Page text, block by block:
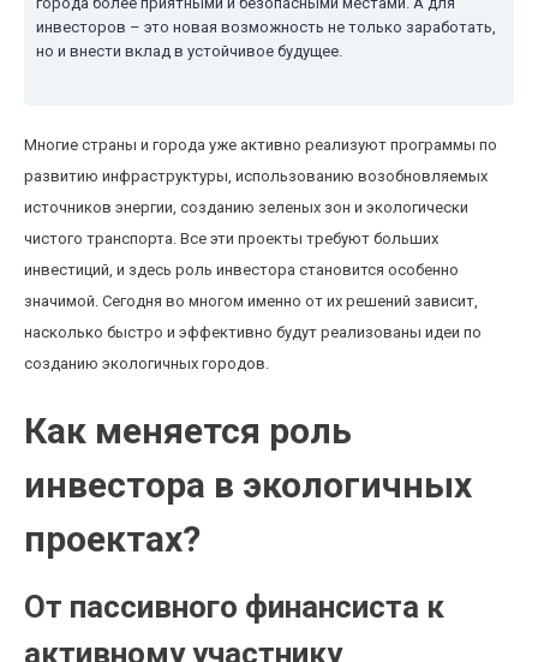
инвесторов – это новая возможность не только заработать,
но и внести вклад в устойчивое будущее.
Многие страны и города уже активно реализуют программы по
развитию инфраструктуры, использованию возобновляемых
источников энергии, созданию зеленых зон и экологически
чистого транспорта. Все эти проекты требуют больших
инвестиций, и здесь роль инвестора становится особенно
значимой. Сегодня во многом именно от их решений зависит,
насколько быстро и эффективно будут реализованы идеи по
созданию экологичных городов.
Как меняется роль
инвестора в экологичных
проектах?
От пассивного финансиста к
активному участнику